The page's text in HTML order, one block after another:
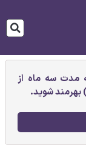
مدت سه ماه از
بهرمند شوید.